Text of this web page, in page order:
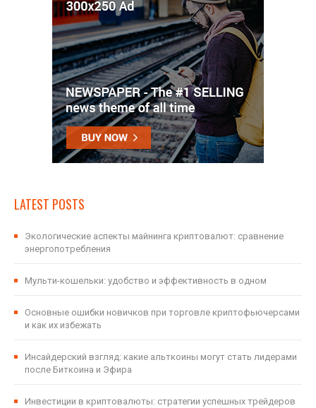
LATEST POSTS
Экологические аспекты майнинга криптовалют: сравнение
энергопотребления
Мульти-кошельки: удобство и эффективность в одном
Основные ошибки новичков при торговле криптофьючерсами
и как их избежать
Инсайдерский взгляд: какие альткоины могут стать лидерами
после Биткоина и Эфира
Инвестиции в криптовалюты: стратегии успешных трейдеров